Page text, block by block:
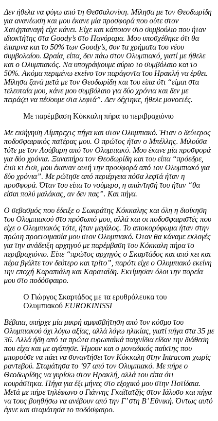
Δεν ήθελα να φύγω από τη Θεσσαλονίκη. Μίλησα με τον Θεοδωρίδη
για ανανέωση και μου έκανε μία προσφορά που ούτε στον
Χατζηπαναγή είχε κάνει. Είχε και κάποιον στο συμβούλιο που ήταν
ιδιοκτήτης στα Goody’s στο Πανόραμα. Μου υποσχέθηκε ότι θα
έπαιρνα και το 50% των Goody’s, συν τα χρήματα του νέου
συμβολαίου. Ωραία, είπα, δεν πάω στον Ολυμπιακό, γιατί με ήθελε
και ο Ολυμπιακός. Να υπογράψουμε αύριο το συμβόλαιο και το
50%. Aκόμα περιμένω εκείνο τον παράγοντα του Ηρακλή να έρθει.
Μίλησα ξανά μετά με τον Θεοδωρίδη και του είπα ότι “είμαι στα
τελευταία μου, κάνε μου συμβόλαιο για δύο χρόνια και δεν με
πειράζει να πέσουμε στα λεφτά”. Δεν δέχτηκε, ήθελε μονοετές.
Με παρέμβαση Κόκκαλη πήρα το περιβραχιόνιο
Με εισήγηση Λίμπρεχτς πήγα και στον Ολυμπιακό. Ήταν ο δεύτερος
ποδοσφαιρικός πατέρας μου. Ο πρώτος ήταν ο Μπέλλης. Μιλούσα
τότε με τον Λούβαρη από τον Ολυμπιακό. Μου έκανε μία προσφορά
για δύο χρόνια. Ξαναπήρα τον Θεοδωρίδη και του είπα “πρόεδρε,
έτσι κι έτσι, μου έκαναν αυτή την προσφορά από τον Ολυμπιακό για
δύο χρόνια”. Με ρώτησε από περιέργεια πόσα λεφτά ήταν η
προσφορά. Όταν του είπα το νούμερο, η απάντησή του ήταν “θα
είσαι πολύ μαλάκας, αν δεν πας”. Και πήγα.
Ο σεβασμός που έδειξε ο Σωκράτης Κόκκαλης και όλη η διοίκηση
του Ολυμπιακού στο πρόσωπό μου, αλλά και οι ποδοσφαιριστές που
είχε ο Ολυμπιακός τότε, ήταν μεγάλος. Το αποκορύφωμα ήταν στην
πρώτη προετοιμασία μου στον Ολυμπιακό. Όταν θα κάναμε εκλογές
για την ανάδειξη αρχηγού με παρέμβαση του Κόκκαλη πήρα το
περιβραχιόνιο. Είπε “πρώτος αρχηγός ο Σκαρτάδος και από κει και
πέρα βγάλτε τον δεύτερο και τρίτο”, παρότι είχε ο Ολυμπιακό εκείνη
την εποχή Καραπιάλη και Καραταϊδη. Εκτίμησαν όλοι την πορεία
μου στο ποδόσφαιρο.
Ο Γιώργος Σκαρτάδος με τα ερυθρόλευκα του
Ολυμπιακού EUROKINISSI
Βέβαια, υπήρχε μία μικρή αμφισβήτηση από τον κόσμο του
Ολυμπιακού όχι λόγω αξίας, αλλά λόγω ηλικίας, γιατί πήγα στα 35 με
36. Αλλά ήδη από τα πρώτα ευρωπαϊκά παιχνίδια είδαν την διάθεση
που είχα και με αγάπησε. Ήμουν και ο μοναδικός παίκτης που
μπορούσε να πάει να συναντήσει τον Κόκκαλη στην Intracom χωρίς
ραντεβού. Σταμάτησα το ’97 από τον Ολυμπιακό. Με πήρε ο
Θεοδωρίδης να γυρίσω στον Ηρακλή, αλλά του είπα ότι
κουράστηκα. Πήγα για έξι μήνες στο εξοχικό μου στην Ποτίδαια.
Μετά με πήρε τηλέφωνο ο Γιάννης Γκαϊτατζής στον Ιάλυσο και πήγα
να τους βοηθήσω να ανέβουν από την Γ’ στη Β’ Εθνική. Όντως αυτό
έγινε και σταμάτησα το ποδόσφαιρο.